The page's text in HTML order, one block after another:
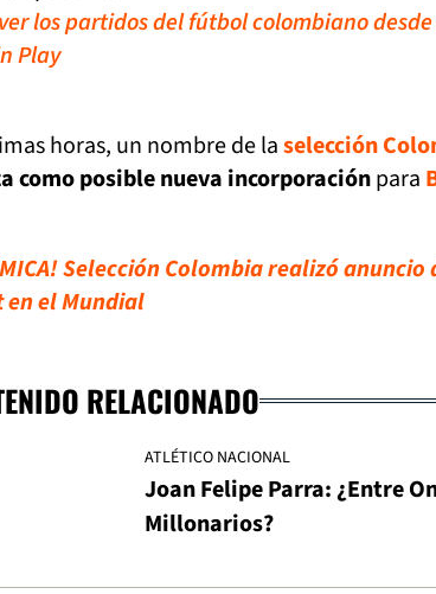
los partidos del fútbol colombiano
Play
horas, un nombre de laselección
como posible nueva incorporaciónpara
Selección Colombia realizó
en el Mundial
RELACIONADO
ATLÉTICO NACIONAL
Joan Felipe Parra: ¿Entre
Millonarios?